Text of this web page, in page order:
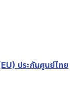
ประกันศูนย์ไทย